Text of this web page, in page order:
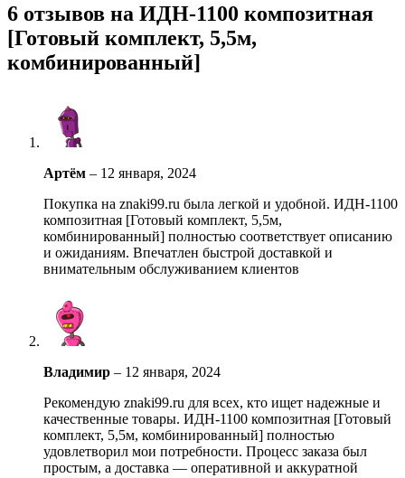
6 отзывов на ИДН-1100 композитная
[Готовый комплект, 5,5м,
комбинированный]
Артём – 12 января, 2024
Покупка на znaki99.ru была легкой и удобной. ИДН-1100
композитная [Готовый комплект, 5,5м,
комбинированный] полностью соответствует описанию
и ожиданиям. Впечатлен быстрой доставкой и
внимательным обслуживанием клиентов
Владимир – 12 января, 2024
Рекомендую znaki99.ru для всех, кто ищет надежные и
качественные товары. ИДН-1100 композитная [Готовый
комплект, 5,5м, комбинированный] полностью
удовлетворил мои потребности. Процесс заказа был
простым, а доставка — оперативной и аккуратной